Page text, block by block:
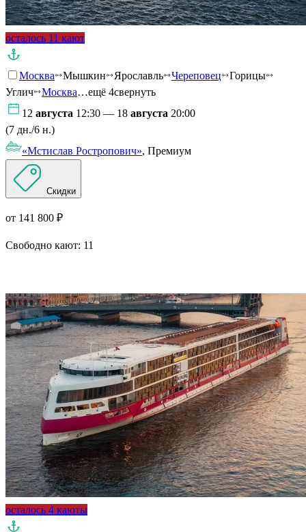
осталось 11 кают
Москва Мышкин Ярославль Череповец
Горицы
Углич
Москва…ещё 4свернуть
12 августа 12:30 — 18 августа 20:00
(7 дн./6 н.)
«Мстислав Ростропович», Премиум
Скидки
от 141 800 ₽
Свободно кают: 11
осталось 4 каюты